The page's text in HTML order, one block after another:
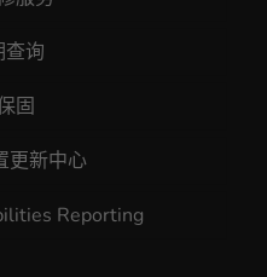
查询
固
更新中心
Reporting